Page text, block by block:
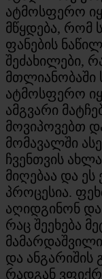
ატმოსფერო
მწყდება, რომ
ფანების
შეძახილები,
მთლიანობაში
ატმოსფერო
ამგვარი
მოვიპოვებთ
მომავალში
ჩვენთვის
მიღებაა და
პროცესია.
აღიდგინონ და
რაც შეეხება
და ანგარიშის
რადგან